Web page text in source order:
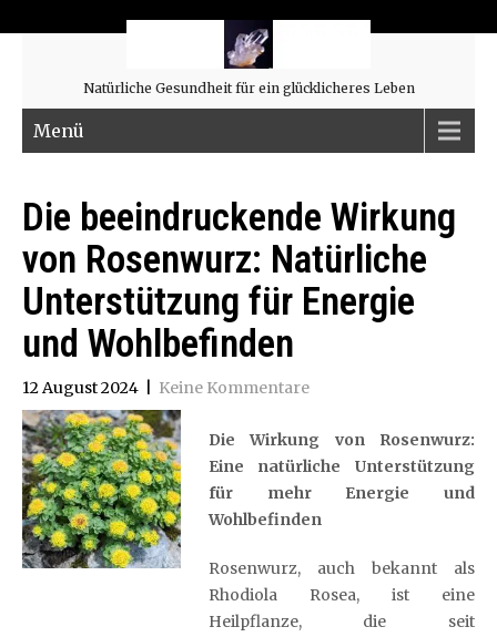
Natürliche Gesundheit für ein glücklicheres Leben
Menü
Die beeindruckende Wirkung
von Rosenwurz: Natürliche
Unterstützung für Energie
und Wohlbefinden
12 August 2024 Keine Kommentare
Die Wirkung von Rosenwurz:
Eine natürliche Unterstützung
für mehr Energie und
Wohlbefinden
Rosenwurz, auch bekannt als
Rhodiola Rosea, ist eine
Heilpflanze, die seit